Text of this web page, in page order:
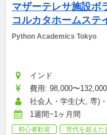
マザーテレサ施設ボ
コルカタホームステ
Python Academics Tokyo
インド
費用: 98,000〜
社会人・学生(大, 専)
1週間~1ヶ月間
初心者歓迎 世代を超えた